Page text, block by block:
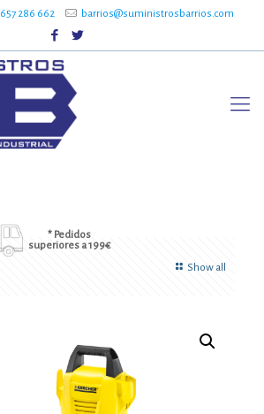
657 286 662 barrios@suministrosbarrios.com
* Pedidos
superiores a 199€
Show all